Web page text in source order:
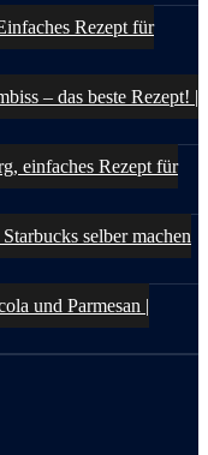
Rezept für
– das beste Rezept! |
einfaches Rezept für
selber machen
und Parmesan |